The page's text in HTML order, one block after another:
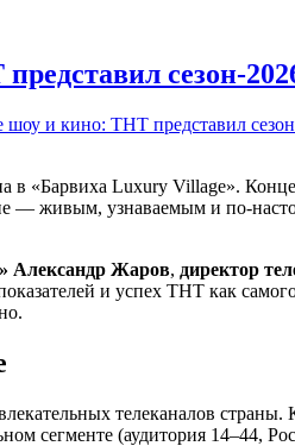
сезон-
и кино: ТНТ представил
в «Барвиха Luxury Village».
— живым, узнаваемым и по-
Александр Жаров, директор
и успех ТНТ как
телеканалов
сегменте (аудитория